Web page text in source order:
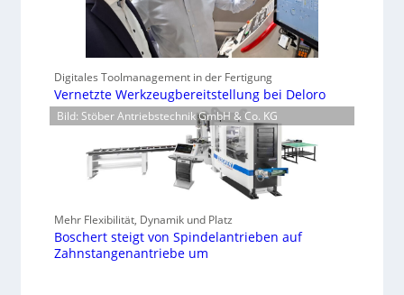
Digitales Toolmanagement in der Fertigung
Vernetzte Werkzeugbereitstellung bei Deloro
Bild: Stöber Antriebstechnik GmbH & Co. KG
Mehr Flexibilität, Dynamik und Platz
Boschert steigt von Spindelantrieben auf
Zahnstangenantriebe um